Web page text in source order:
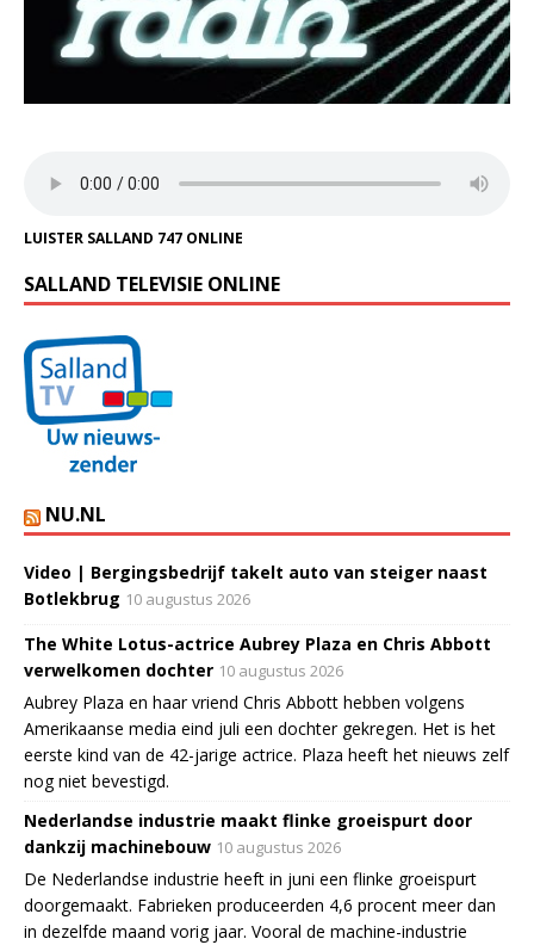
LUISTER SALLAND 747 ONLINE
SALLAND TELEVISIE ONLINE
NU.NL
Video | Bergingsbedrijf takelt auto van steiger naast
Botlekbrug 10 augustus 2026
The White Lotus-actrice Aubrey Plaza en Chris Abbott
verwelkomen dochter 10 augustus 2026
Aubrey Plaza en haar vriend Chris Abbott hebben volgens
Amerikaanse media eind juli een dochter gekregen. Het is het
eerste kind van de 42-jarige actrice. Plaza heeft het nieuws zelf
nog niet bevestigd.
Nederlandse industrie maakt flinke groeispurt door
dankzij machinebouw 10 augustus 2026
De Nederlandse industrie heeft in juni een flinke groeispurt
doorgemaakt. Fabrieken produceerden 4,6 procent meer dan
in dezelfde maand vorig jaar. Vooral de machine-industrie